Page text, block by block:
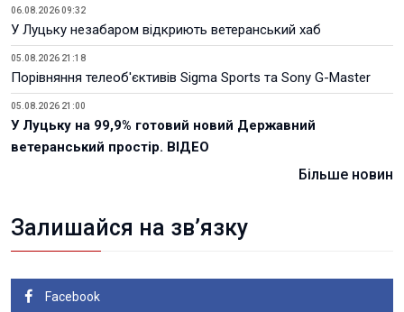
06.08.2026 09:32
У Луцьку незабаром відкриють ветеранський хаб
05.08.2026 21:18
Порівняння телеоб'єктивів Sigma Sports та Sony G-Master
05.08.2026 21:00
У Луцьку на 99,9% готовий новий Державний
ветеранський простір. ВІДЕО
Більше новин
Залишайся на зв’язку
Facebook